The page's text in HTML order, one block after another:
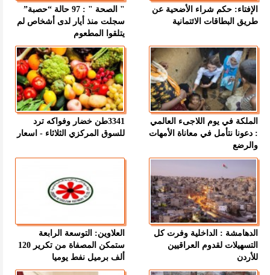
الإفتاء: حكم شراء الأضحية عن
طريق البطاقات الائتمانية
" الصحة " : 97 حالة “حصبة”
سجلت منذ أيار لدى أشخاص لم
يتلقوا المطعوم
الملكة في يوم اللاجىء العالمي
: دعونا نتأمل في معاناة الأمهات
والرضع
3341طن خضار وفواكه ترد
للسوق المركزي الثلاثاء - اسعار
الدهامشة : الداخلية وفرت كل
التسهيلات لقدوم العراقيين
للأردن
العلاوين: التوسعة الرابعة
ستمكن المصفاة من تكرير 120
ألف برميل نفط يوميا